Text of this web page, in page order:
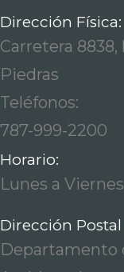
Dirección Física:
Carretera 8838,
Piedras
Teléfonos:
787-999-2200
Horario:
Lunes a
Dirección Postal
Departamento